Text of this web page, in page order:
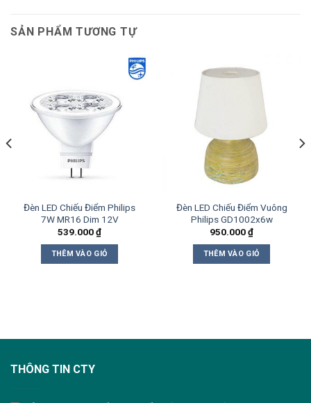
SẢN PHẨM TƯƠNG TỰ
Đèn LED Chiếu Điểm Philips
7W MR16 Dim 12V
539.000₫
THÊM VÀO GIỎ
Đèn LED Chiếu Điểm Vuông
Philips GD1002x6w
950.000₫
THÊM VÀO GIỎ
THÔNG TIN CTY